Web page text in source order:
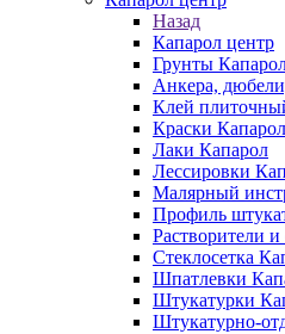
Назад
Капарол центр
Грунты
Анкера,
Клей
Краски Капарол
Лаки Капарол
Лессировки
Малярный
Профиль
Растворители
Cтеклосетка
Шпатлевки
Штукатурки
Штукатурно-